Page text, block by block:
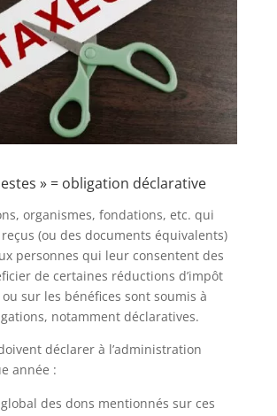
» = obligation déclarative
organismes, fondations, etc. qui
(ou des documents équivalents)
personnes qui leur consentent des
de certaines réductions d’impôt
sur les bénéfices sont soumis à
notamment déclaratives.
déclarer à l’administration
année :
des dons mentionnés sur ces